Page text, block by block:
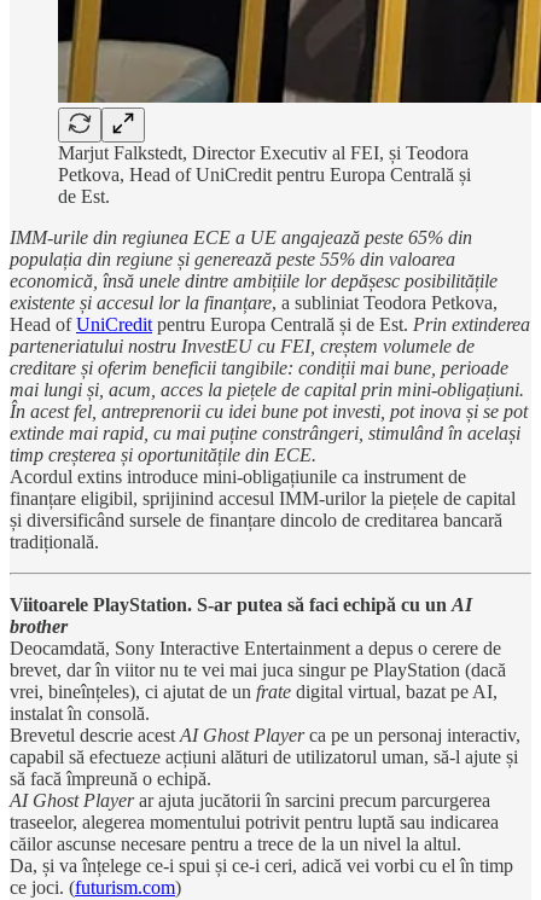
Marjut Falkstedt, Director Executiv al FEI, și Teodora
Petkova, Head of UniCredit pentru Europa Centrală și
de Est.
IMM-urile din regiunea ECE a UE angajează peste 65% din
populația din regiune și generează peste 55% din valoarea
economică, însă unele dintre ambițiile lor depășesc posibilitățile
existente și accesul lor la finanțare, a subliniat Teodora Petkova,
Head ofUniCredit pentru Europa Centrală și de Est. Prin extinderea
parteneriatului nostru InvestEU cu FEI, creștem volumele de
creditare și oferim beneficii tangibile: condiții mai bune, perioade
mai lungi și, acum, acces la piețele de capital prin mini-obligațiuni.
În acest fel, antreprenorii cu idei bune pot investi, pot inova și se pot
extinde mai rapid, cu mai puține constrângeri, stimulând în același
timp creșterea și oportunitățile din ECE.
Acordul extins introduce mini-obligațiunile ca instrument de
finanțare eligibil, sprijinind accesul IMM-urilor la piețele de capital
și diversificând sursele de finanțare dincolo de creditarea bancară
tradițională.
Viitoarele PlayStation. S-ar putea să faci echipă cu un AI
brother
Deocamdată, Sony Interactive Entertainment a depus o cerere de
brevet, dar în viitor nu te vei mai juca singur pe PlayStation (dacă
vrei, bineînțeles), ci ajutat de un frate digital virtual, bazat pe AI,
instalat în consolă.
Brevetul descrie acest AI Ghost Playerca pe un personaj interactiv,
capabil să efectueze acțiuni alături de utilizatorul uman, să-l ajute și
să facă împreună o echipă.
AI Ghost Playerar ajuta jucătorii în sarcini precum parcurgerea
traseelor, alegerea momentului potrivit pentru luptă sau indicarea
căilor ascunse necesare pentru a trece de la un nivel la altul.
Da, și va înțelege ce-i spui și ce-i ceri, adică vei vorbi cu el în timp
ce joci. (futurism.com)